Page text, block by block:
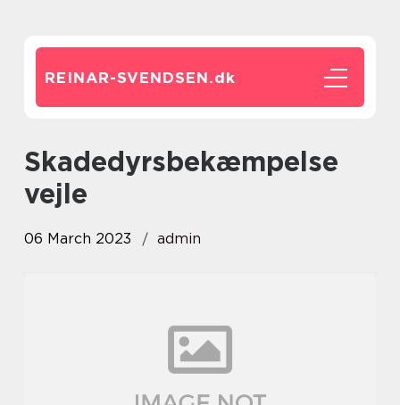
REINAR-SVENDSEN.dk
Skadedyrsbekæmpelse
vejle
06 March 2023 admin